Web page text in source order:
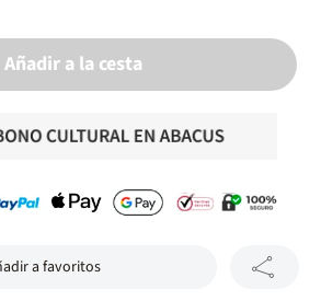
Añadir a la cesta
a favoritos